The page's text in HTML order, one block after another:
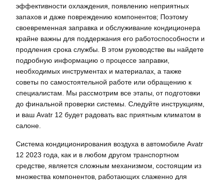
эффективности охлаждения‚ появлению неприятных
запахов и даже повреждению компонентов; Поэтому
своевременная заправка и обслуживание кондиционера
крайне важны для поддержания его работоспособности и
продления срока службы. В этом руководстве вы найдете
подробную информацию о процессе заправки‚
необходимых инструментах и материалах‚ а также
советы по самостоятельной работе или обращению к
специалистам. Мы рассмотрим все этапы‚ от подготовки
до финальной проверки системы. Следуйте инструкциям‚
и ваш Avatr 12 будет радовать вас приятным климатом в
салоне.
Система кондиционирования воздуха в автомобиле Avatr
12 2023 года‚ как и в любом другом транспортном
средстве‚ является сложным механизмом‚ состоящим из
множества компонентов‚ работающих слаженно для